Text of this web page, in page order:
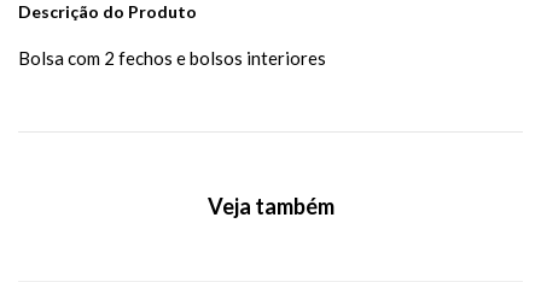
Descrição do Produto
Bolsa com 2 fechos e bolsos interiores
Veja também